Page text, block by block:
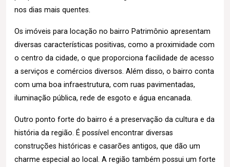
nos dias mais quentes.
Os imóveis para locação no bairro Patrimônio apresentam
diversas características positivas, como a proximidade com
o centro da cidade, o que proporciona facilidade de acesso
a serviços e comércios diversos. Além disso, o bairro conta
com uma boa infraestrutura, com ruas pavimentadas,
iluminação pública, rede de esgoto e água encanada.
Outro ponto forte do bairro é a preservação da cultura e da
história da região. É possível encontrar diversas
construções históricas e casarões antigos, que dão um
charme especial ao local. A região também possui um forte